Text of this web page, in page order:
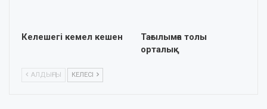
Келешегі кемел кешен
Тағылымға толы
орталық
АЛДЫҢҒЫ КЕЛЕСІ